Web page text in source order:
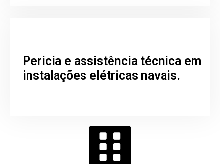
Pericia e assistência técnica em
instalações elétricas navais.